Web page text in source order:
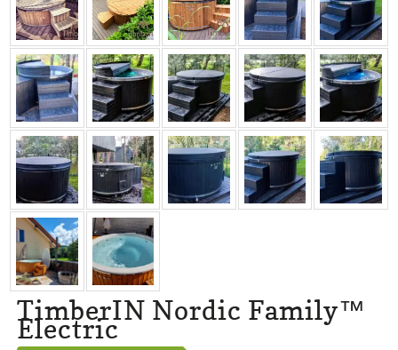
TimberIN Nordic Family™
Electric